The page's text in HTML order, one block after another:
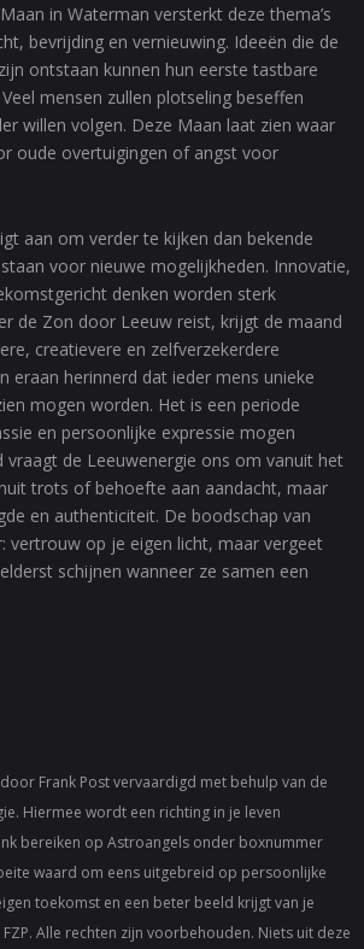
in Waterman versterkt deze thema’s
bevrijding en vernieuwing. Ideeën die de
ontstaan kunnen hun eerste tastbare
mensen zullen plotseling beseffen
willen volgen. Deze Maan laat zien waar
oude overtuigingen of angst voor
aan om verder te kijken dan bekende
voor nieuwe mogelijkheden. Innovatie,
denken worden sterk
de Zon door Leeuw reist, krijgt de maand
creatievere en zelfverzekerdere
eraan herinnerd dat ieder mens unieke
mogen worden. Het is een periode
en persoonlijke expressie mogen
vraagt de Leeuwenergie ons om vanuit het
trots of behoefte aan aandacht, maar
en authenticiteit. De boodschap van
vertrouw op je eigen licht, maar vergeet
schijnen wanneer ze samen een
Frank Post vervaardigd met behulp van de
Hiermee wordt een richting in je leven
bereiken op Astroangels onder boxnummer
waard om eens uitgebreid op persoonlijke
toekomst en een beter beeld krijgt van je
Alle rechten zijn voorbehouden. Niets uit deze